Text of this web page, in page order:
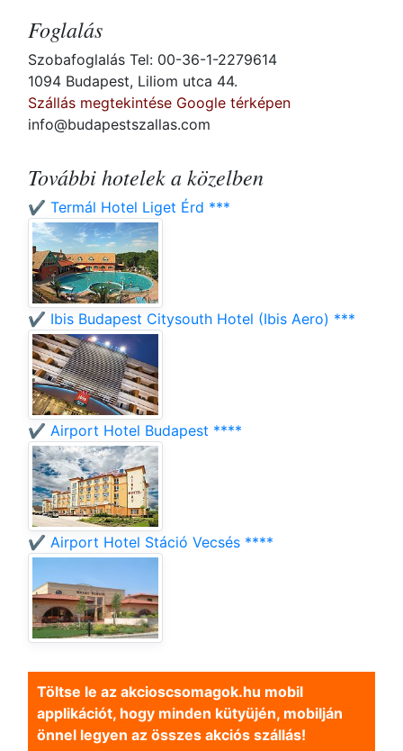
Foglalás
Szobafoglalás Tel: 00-36-1-2279614
1094 Budapest, Liliom utca 44.
Szállás megtekintése Google térképen
info@budapestszallas.com
További hotelek a közelben
✔️ Termál Hotel Liget Érd ***
✔️ Ibis Budapest Citysouth Hotel (Ibis Aero) ***
✔️ Airport Hotel Budapest ****
✔️ Airport Hotel Stáció Vecsés ****
Töltse le az akcioscsomagok.hu mobil
applikációt, hogy minden kütyüjén, mobilján
önnel legyen az összes akciós szállás!